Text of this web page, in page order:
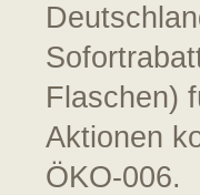
Flaschen)
Aktionen
ÖKO-006.